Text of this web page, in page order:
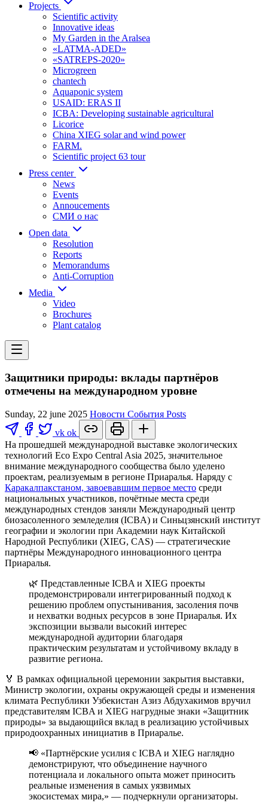
Projects
Scientific activity
Innovative ideas
My Garden in the Aralsea
«LATMA-ADED»
«SATREPS-2020»
Microgreen
chantech
Aquaponic system
USAID: ERAS II
ICBA: Developing sustainable agricultural
Licorice
China XIEG solar and wind power
FARM.
Scientific project 63 tour
Press center
News
Events
Annoucements
СМИ о нас
Open data
Resolution
Reports
Memorandums
Anti-Corruption
Media
Video
Brochures
Plant catalog
Защитники природы: вклады партнёров
отмечены на международном уровне
Sunday, 22 june 2025 Новости События Posts
vk ok
На прошедшей международной выставке экологических
технологий Eco Expo Central Asia 2025, значительное
внимание международного сообщества было уделено
проектам, реализуемым в регионе Приаралья. Наряду с
Каракалпакстаном, завоевавшим первое место среди
национальных участников, почётные места среди
международных стендов заняли Международный центр
биозасоленного земледелия (ICBA) и Синьцзянский институт
географии и экологии при Академии наук Китайской
Народной Республики (XIEG, CAS) — стратегические
партнёры Международного инновационного центра
Приаралья.
🌿 Представленные ICBA и XIEG проекты
продемонстрировали интегрированный подход к
решению проблем опустынивания, засоления почв
и нехватки водных ресурсов в зоне Приаралья. Их
экспозиции вызвали высокий интерес
международной аудитории благодаря
практическим результатам и устойчивому вкладу в
развитие региона.
🏅 В рамках официальной церемонии закрытия выставки,
Министр экологии, охраны окружающей среды и изменения
климата Республики Узбекистан Азиз Абдухакимов вручил
представителям ICBA и XIEG нагрудные знаки «Защитник
природы» за выдающийся вклад в реализацию устойчивых
природоохранных инициатив в Приаралье.
📢 «Партнёрские усилия с ICBA и XIEG наглядно
демонстрируют, что объединение научного
потенциала и локального опыта может приносить
реальные изменения в самых уязвимых
экосистемах мира,» — подчеркнули организаторы.